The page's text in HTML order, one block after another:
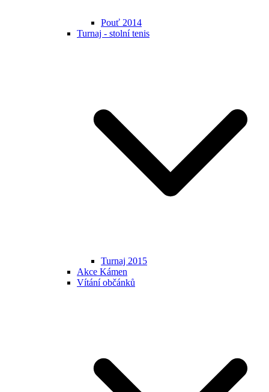
Pouť 2014
Turnaj - stolní tenis
Turnaj 2015
Akce Kámen
Vítání občánků